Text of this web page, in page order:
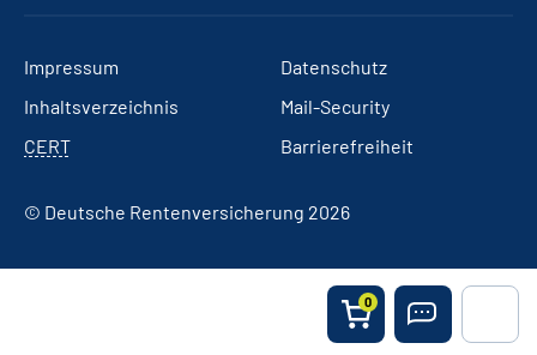
0
Impressum
Datenschutz
Inhaltsverzeichnis
Mail-Security
CERT
Barrierefreiheit
© Deutsche Rentenversicherung 2026